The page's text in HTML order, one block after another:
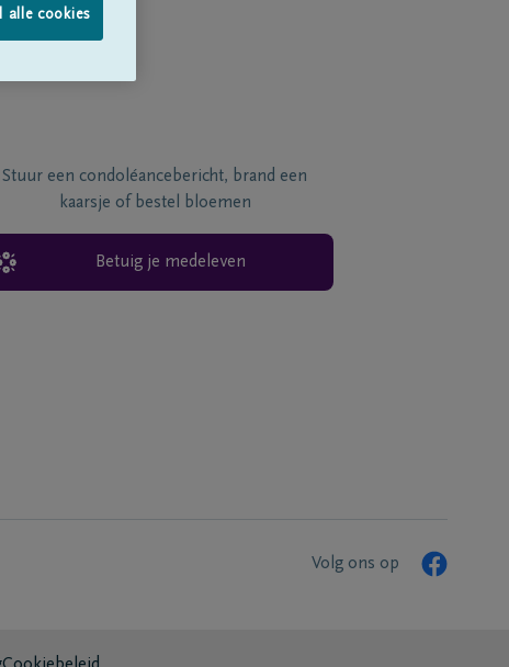
Stuur een condoléancebericht, brand een
kaarsje of bestel bloemen
Betuig je medeleven
Volg ons op
alle cookies